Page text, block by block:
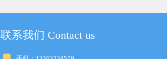
联系我们 Contact us